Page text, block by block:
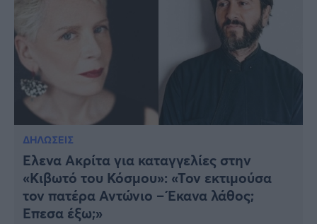
ΔΗΛΩΣΕΙΣ
Έλενα Ακρίτα για καταγγελίες στην
«Κιβωτό του Κόσμου»: «Τον εκτιμούσα
τον πατέρα Αντώνιο – Έκανα λάθος;
Έπεσα έξω;»